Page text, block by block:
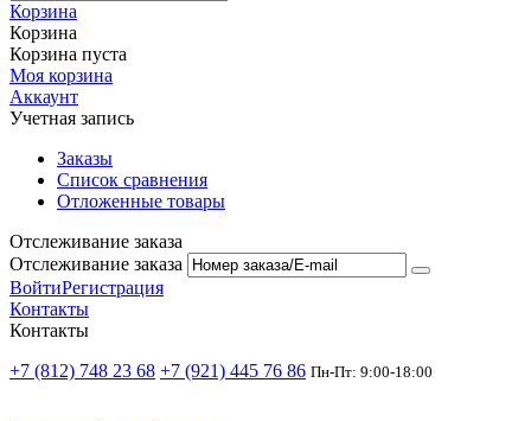
Корзина
Корзина
Корзина пуста
Моя корзина
Аккаунт
Учетная запись
Заказы
Список сравнения
Отложенные товары
Отслеживание заказа
Отслеживание заказа
ВойтиРегистрация
Контакты
Контакты
+7 (812) 748 23 68 +7 (921) 445 76 86 Пн-Пт: 9:00-18:00